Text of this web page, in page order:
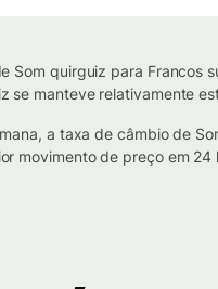
Som quirguiz para Francos
se manteve relativamente
a taxa de câmbio de
movimento de preço em